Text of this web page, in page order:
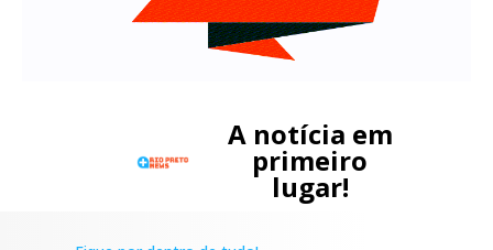
A notícia em
primeiro
lugar!